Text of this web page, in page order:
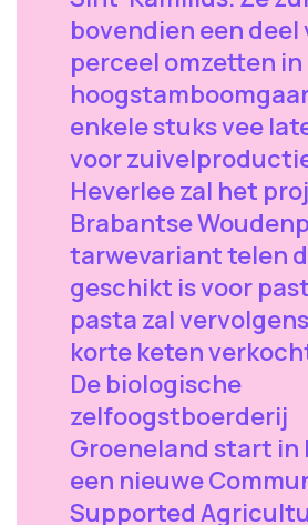
bovendien een deel
perceel omzetten in
enkele stuks vee
voor
Heverlee zal het
Brabantse
tarwevariant telen
geschikt is voor
pasta zal
korte keten
De biologische
zelfoogstboerderij
Groeneland start in
een nieuwe
Supported